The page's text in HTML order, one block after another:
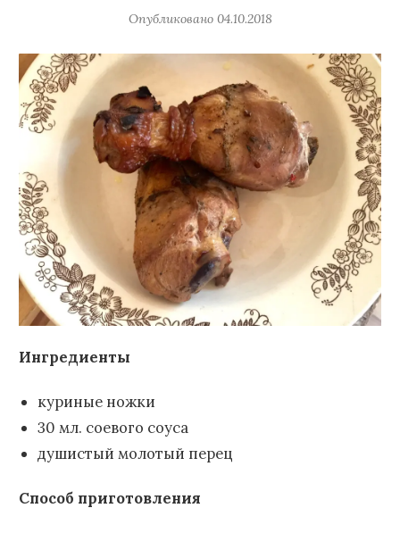
Опубликовано 04.10.2018
Ингредиенты
куриные ножки
30 мл. соевого соуса
душистый молотый перец
Способ приготовления